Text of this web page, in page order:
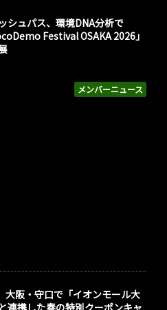
メンバーニュース
シュパス、環境DNA分析で
Festival OSAKA 2026」
大阪・守口で「イオンモール大